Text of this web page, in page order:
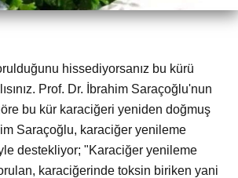
hissediyorsanız bu kürü
Prof. Dr. İbrahim Saraçoğlu'nun
bu kür karaciğeri yeniden doğmuş
Saraçoğlu, karaciğer yenileme
destekliyor; "Karaciğer yenileme
karaciğerinde toksin biriken yani